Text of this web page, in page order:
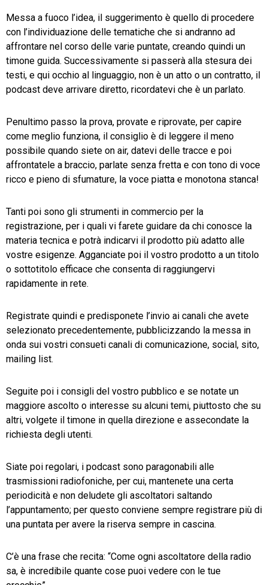
Messa a fuoco l’idea, il suggerimento è quello di procedere
con l’individuazione delle tematiche che si andranno ad
affrontare nel corso delle varie puntate, creando quindi un
timone guida. Successivamente si passerà alla stesura dei
testi, e qui occhio al linguaggio, non è un atto o un contratto, il
podcast deve arrivare diretto, ricordatevi che è un parlato.
Penultimo passo la prova, provate e riprovate, per capire
come meglio funziona, il consiglio è di leggere il meno
possibile quando siete on air, datevi delle tracce e poi
affrontatele a braccio, parlate senza fretta e con tono di voce
ricco e pieno di sfumature, la voce piatta e monotona stanca!
Tanti poi sono gli strumenti in commercio per la
registrazione, per i quali vi farete guidare da chi conosce la
materia tecnica e potrà indicarvi il prodotto più adatto alle
vostre esigenze. Agganciate poi il vostro prodotto a un titolo
o sottotitolo efficace che consenta di raggiungervi
rapidamente in rete.
Registrate quindi e predisponete l’invio ai canali che avete
selezionato precedentemente, pubblicizzando la messa in
onda sui vostri consueti canali di comunicazione, social, sito,
mailing list.
Seguite poi i consigli del vostro pubblico e se notate un
maggiore ascolto o interesse su alcuni temi, piuttosto che su
altri, volgete il timone in quella direzione e assecondate la
richiesta degli utenti.
Siate poi regolari, i podcast sono paragonabili alle
trasmissioni radiofoniche, per cui, mantenete una certa
periodicità e non deludete gli ascoltatori saltando
l’appuntamento; per questo conviene sempre registrare più di
una puntata per avere la riserva sempre in cascina.
C’è una frase che recita: “Come ogni ascoltatore della radio
sa, è incredibile quante cose puoi vedere con le tue